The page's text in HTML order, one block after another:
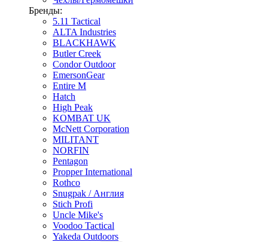
Бренды:
5.11 Tactical
ALTA Industries
BLACKHAWK
Butler Creek
Condor Outdoor
EmersonGear
Entire M
Hatch
High Peak
KOMBAT UK
McNett Corporation
MILITANT
NORFIN
Pentagon
Propper International
Rothco
Snugpak / Англия
Stich Profi
Uncle Mike's
Voodoo Tactical
Yakeda Outdoors